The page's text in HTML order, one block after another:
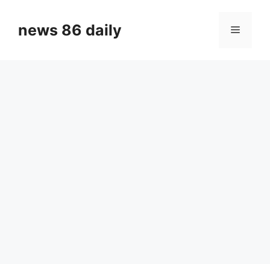
contentnews 86 daily Menu